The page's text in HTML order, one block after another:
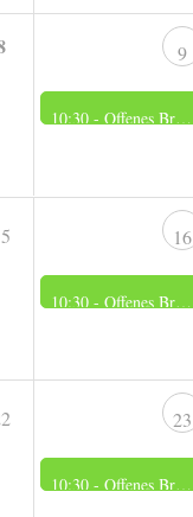
9
10:30 - Offenes Brennerei Museum
16
10:30 - Offenes Brennerei Museum
23
10:30 - Offenes Brennerei Museum